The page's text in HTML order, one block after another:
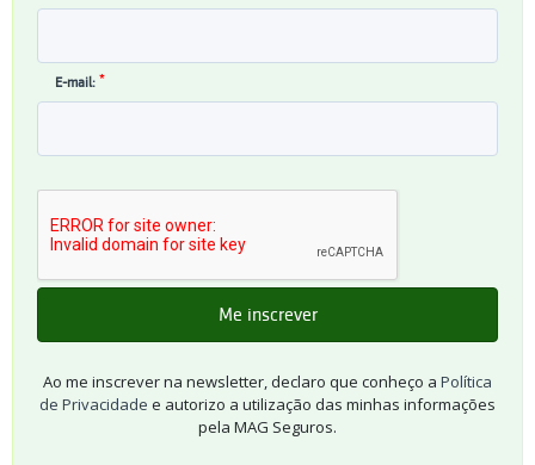
E-mail: *
Ao me inscrever na newsletter, declaro que conheço a Política
de Privacidade e autorizo a utilização das minhas informações
pela MAG Seguros.